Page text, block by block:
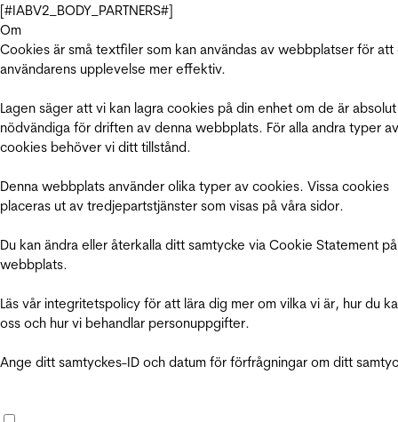
[#IABV2_BODY_PARTNERS#]
Om
Cookies är små textfiler som kan användas av webbplatser för att
användarens upplevelse mer effektiv.
Lagen säger att vi kan lagra cookies på din enhet om de är absolut
nödvändiga för driften av denna webbplats. För alla andra typer av
cookies behöver vi ditt tillstånd.
Denna webbplats använder olika typer av cookies. Vissa cookies
placeras ut av tredjepartstjänster som visas på våra sidor.
Du kan ändra eller återkalla ditt samtycke via Cookie Statement
webbplats.
Läs vår integritetspolicy för att lära dig mer om vilka vi är, hur du
oss och hur vi behandlar personuppgifter.
Ange ditt samtyckes-ID och datum för förfrågningar om ditt